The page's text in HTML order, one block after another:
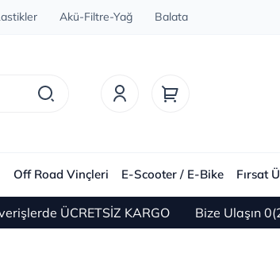
Akü-Filtre-Yağ Balata
Off Road Vinçleri E-Scooter / E-Bike Fırsat
ÜCRETSİZ KARGO Bize Ulaşın 0(212)